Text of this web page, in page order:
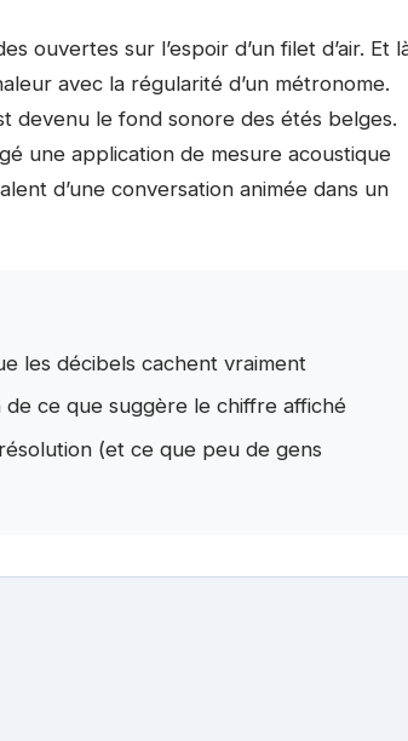
ouvertes sur l’espoir d’un filet d’air. Et
avec la régularité d’un métronome.
devenu le fond sonore des étés belges.
une application de mesure acoustique
d’une conversation animée dans un
les décibels cachent vraiment
ce que suggère le chiffre affiché
(et ce que peu de gens